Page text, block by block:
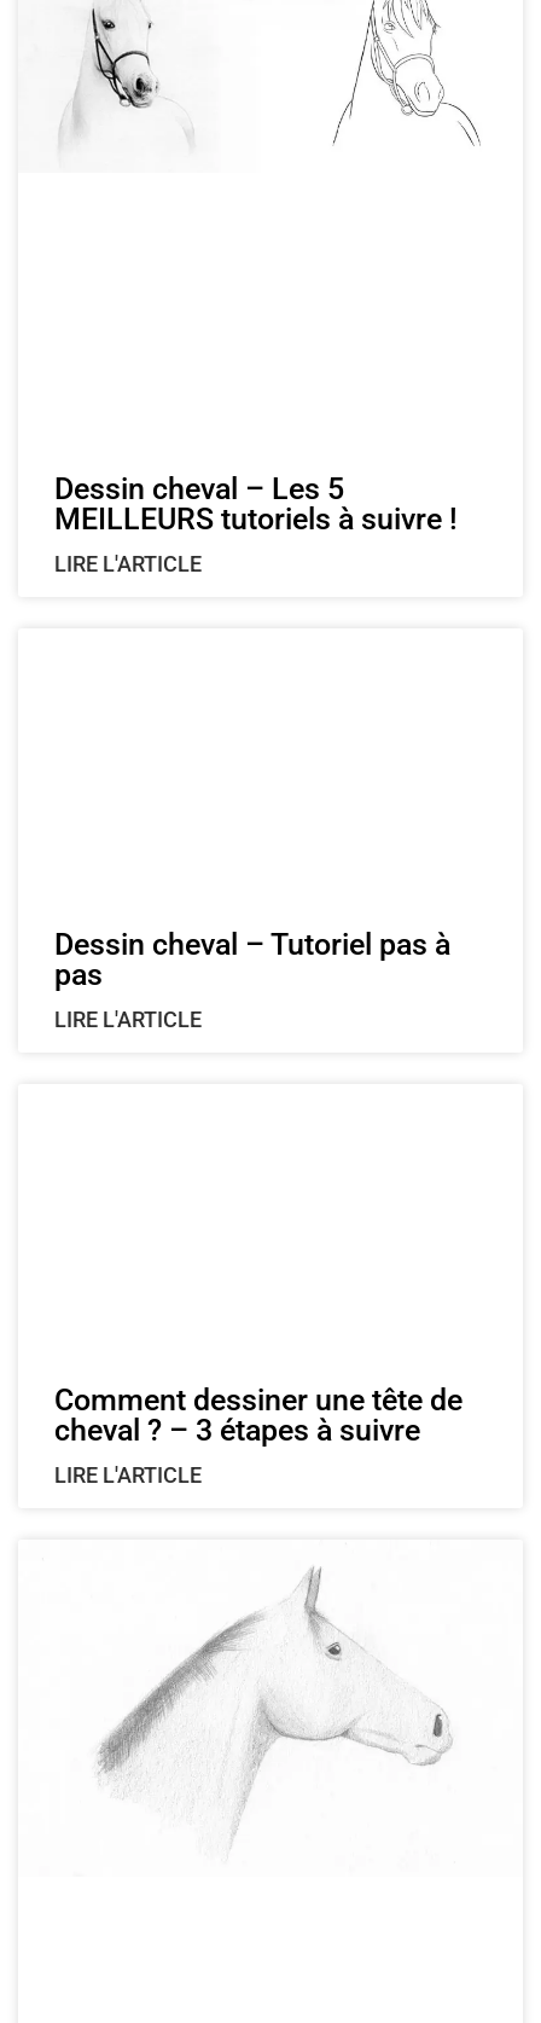
Dessin cheval – Les 5
MEILLEURS tutoriels à suivre !
LIRE L'ARTICLE
Dessin cheval – Tutoriel pas à
pas
LIRE L'ARTICLE
Comment dessiner une tête de
cheval ? – 3 étapes à suivre
LIRE L'ARTICLE